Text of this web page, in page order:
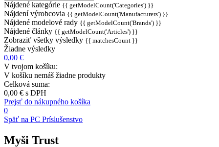
Nájdené kategórie {{ getModelCount('Categories') }}
Nájdení výrobcovia {{ getModelCount('Manufacturers') }}
Nájdené modelové rady {{ getModelCount('Brands') }}
Nájdené články {{ getModelCount('Articles') }}
Zobraziť všetky výsledky {{ matchesCount }}
Žiadne výsledky
0,00 €
V tvojom košíku:
V košíku nemáš žiadne produkty
Celková suma:
0,00 € s DPH
Prejsť do nákupného košíka
0
Späť na PC Príslušenstvo
Myši Trust